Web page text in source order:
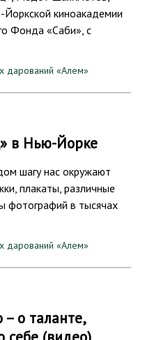
киноакадемии
Фонда «Саби», с
дарований «Алем»
в Нью-Йорке
шагу нас окружают
плакаты, различные
фотографий в тысячах
дарований «Алем»
о таланте,